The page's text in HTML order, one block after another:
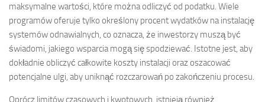
maksymalne wartości, które można odliczyć od podatku. Wiele
programów oferuje tylko określony procent wydatków na instalację
systemów odnawialnych, co oznacza, że inwestorzy muszą być
świadomi, jakiego wsparcia mogą się spodziewać. Istotne jest, aby
dokładnie obliczyć całkowite koszty instalacji oraz oszacować
potencjalne ulgi, aby uniknąć rozczarowań po zakończeniu procesu.
Oprócz limitów czasowych i kwotowych, istnieją również